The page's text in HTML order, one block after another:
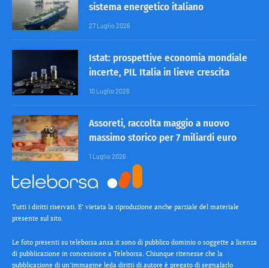
sistema energetico italiano
27 Luglio 2026
Istat: prospettive economia mondiale
incerte, PIL Italia in lieve crescita
10 Luglio 2026
Assoreti, raccolta maggio a nuovo
massimo storico per 7 miliardi euro
1 Luglio 2026
Tutti i diritti riservati. E’ vietata la riproduzione anche parziale del materiale
presente sul sito.
Le foto presenti su teleborsa.ansa.it sono di pubblico dominio o soggette a licenza
di pubblicazione in concessione a Teleborsa. Chiunque ritenesse che la
pubblicazione di un’immagine leda diritti di autore è pregato di segnalarlo